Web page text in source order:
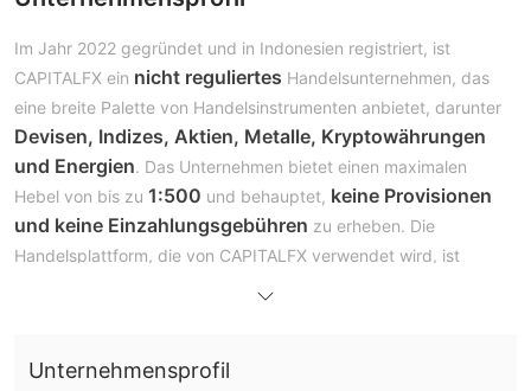
Im Jahr 2022 gegründet und in Indonesien registriert, ist
CAPITALFX ein nicht reguliertes Handelsunternehmen, das
eine breite Palette von Handelsinstrumenten anbietet, darunter
Devisen, Indizes, Aktien, Metalle, Kryptowährungen
und Energien. Das Unternehmen bietet einen maximalen
Hebel von bis zu 1:500 und behauptet, keine Provisionen
und keine Einzahlungsgebühren zu erheben. Die
Handelsplattform, die von CAPITALFX verwendet wird, ist
Derzeit fehlt es CAPITALFX an einer gültigen Regulierung. Die
Unternehmensprofil